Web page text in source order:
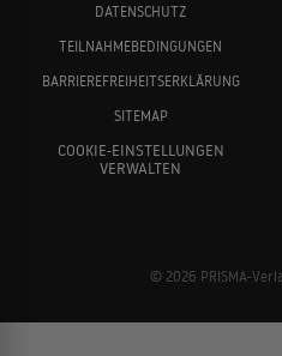
DATENSCHUTZ
TEILNAHMEBEDINGUNGEN
BARRIEREFREIHEITSERKLÄRUNG
SITEMAP
COOKIE-EINSTELLUNGEN
VERWALTEN
© 2026 PRISMA-